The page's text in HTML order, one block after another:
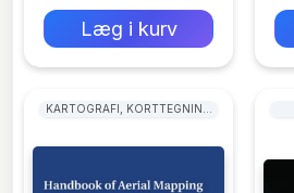
Læg i kurv
KARTOGRAFI, KORTTEGNING